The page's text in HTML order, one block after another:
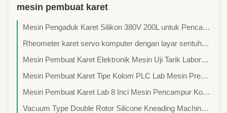
mesin pembuat karet
Mesin Pengaduk Karet Silikon 380V 200L untuk Pencampuran Gel Silika Viskositas Tinggi dengan Kontrol PLC
Rheometer karet servo komputer dengan layar sentuh LCD dan catu daya 220V untuk penggunaan laboratorium
Mesin Pembuat Karet Elektronik Mesin Uji Tarik Laboratorium 20KN
Mesin Pembuat Karet Tipe Kolom PLC Lab Mesin Press Vulkanisir Karet
Mesin Pembuat Karet Lab 8 Inci Mesin Pencampur Kompon Karet Dua Gulungan
Vacuum Type Double Rotor Silicone Kneading Machine Mesin pengaduk adonan silikon